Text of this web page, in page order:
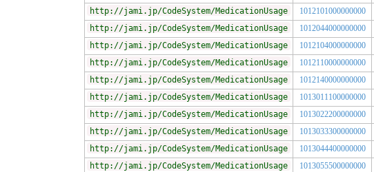
http://jami.jp/CodeSystem/MedicationUsage
1012101000000000
http://jami.jp/CodeSystem/MedicationUsage
1012044000000000
http://jami.jp/CodeSystem/MedicationUsage
1012104000000000
http://jami.jp/CodeSystem/MedicationUsage
1012110000000000
http://jami.jp/CodeSystem/MedicationUsage
1012140000000000
http://jami.jp/CodeSystem/MedicationUsage
1013011100000000
http://jami.jp/CodeSystem/MedicationUsage
1013022200000000
http://jami.jp/CodeSystem/MedicationUsage
1013033300000000
http://jami.jp/CodeSystem/MedicationUsage
1013044400000000
http://jami.jp/CodeSystem/MedicationUsage
1013055500000000